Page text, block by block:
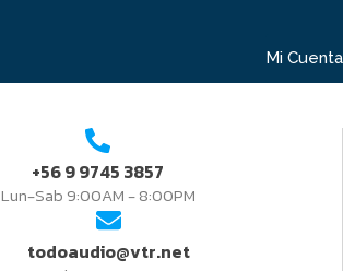
Mi Cuenta
+56 9 9745 3857
Lun-Sab 9:00AM - 8:00PM
todoaudio@vtr.net